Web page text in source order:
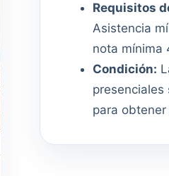
Requisitos
Asistencia
nota mínima
Condición:
presenciales
para